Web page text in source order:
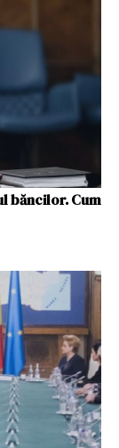
băncilor. Cum